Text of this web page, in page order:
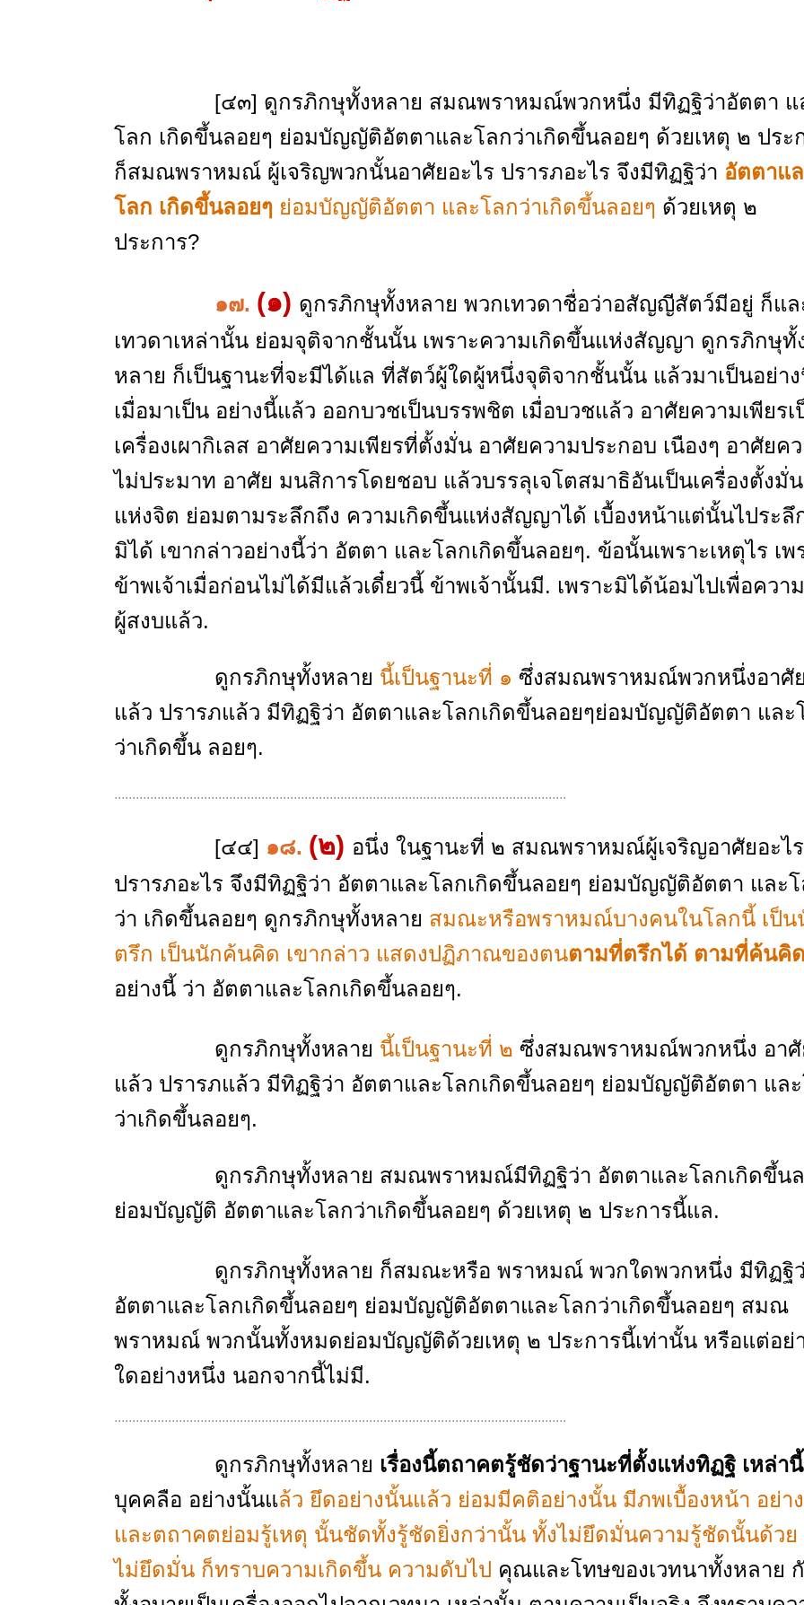
[๔๓] ดูกรภิกษุทั้งหลาย สมณพราหมณ์พวกหนึ่ง มีทิฏฐิว่าอัตตา แ
โลก เกิดขึ้นลอยๆ ย่อมบัญญัติอัตตาและโลกว่าเกิดขึ้นลอยๆ ด้วยเหตุ ๒ ประ
ก็สมณพราหมณ์ ผู้เจริญพวกนั้นอาศัยอะไร ปรารภอะไร จึงมีทิฏฐิว่า อัตตาแ
โลก เกิดขึ้นลอยๆย่อมบัญญัติอัตตา และโลกว่าเกิดขึ้นลอยๆ ด้วยเหตุ ๒
ประการ?
๑๗. (๑) ดูกรภิกษุทั้งหลาย พวกเทวดาชื่อว่าอสัญญีสัตว์มีอยู่ ก็แล
เทวดาเหล่านั้น ย่อมจุติจากชั้นนั้น เพราะความเกิดขึ้นแห่งสัญญา ดูกรภิกษุทั้
หลาย ก็เป็นฐานะที่จะมีได้แล ที่สัตว์ผู้ใดผู้หนึ่งจุติจากชั้นนั้น แล้วมาเป็นอย่า
เมื่อมาเป็น อย่างนี้แล้ว ออกบวชเป็นบรรพชิต เมื่อบวชแล้ว อาศัยความเพียรเ
เครื่องเผากิเลส อาศัยความเพียรที่ตั้งมั่น อาศัยความประกอบ เนืองๆ อาศัยค
ไม่ประมาท อาศัย มนสิการโดยชอบ แล้วบรรลุเจโตสมาธิอันเป็นเครื่องตั้งมั่น
แห่งจิต ย่อมตามระลึกถึง ความเกิดขึ้นแห่งสัญญาได้ เบื้องหน้าแต่นั้นไประลึ
มิได้ เขากล่าวอย่างนี้ว่า อัตตา และโลกเกิดขึ้นลอยๆ. ข้อนั้นเพราะเหตุไร เพ
ข้าพเจ้าเมื่อก่อนไม่ได้มีแล้วเดี๋ยวนี้ ข้าพเจ้านั้นมี. เพราะมิได้น้อมไปเพื่อควา
ผู้สงบแล้ว.
ดูกรภิกษุทั้งหลาย นี้เป็นฐานะที่ ๑ ซึ่งสมณพราหมณ์พวกหนึ่งอาศั
แล้ว ปรารภแล้ว มีทิฏฐิว่า อัตตาและโลกเกิดขึ้นลอยๆย่อมบัญญัติอัตตา และ
ว่าเกิดขึ้น ลอยๆ.
..............................................................................................................................
[๔๔] ๑๘. (๒) อนึ่ง ในฐานะที่ ๒ สมณพราหมณ์ผู้เจริญอาศัยอะไร
ปรารภอะไร จึงมีทิฏฐิว่า อัตตาและโลกเกิดขึ้นลอยๆ ย่อมบัญญัติอัตตา และ
ว่า เกิดขึ้นลอยๆ ดูกรภิกษุทั้งหลาย สมณะหรือพราหมณ์บางคนในโลกนี้ เป็น
ตรึก เป็นนักค้นคิด เขากล่าว แสดงปฏิภาณของตนตามที่ตรึกได้ ตามที่ค้นคิ
อย่างนี้ ว่า อัตตาและโลกเกิดขึ้นลอยๆ.
ดูกรภิกษุทั้งหลาย นี้เป็นฐานะที่ ๒ ซึ่งสมณพราหมณ์พวกหนึ่ง อา
แล้ว ปรารภแล้ว มีทิฏฐิว่า อัตตาและโลกเกิดขึ้นลอยๆ ย่อมบัญญัติอัตตา แล
ว่าเกิดขึ้นลอยๆ.
ดูกรภิกษุทั้งหลาย สมณพราหมณ์มีทิฏฐิว่า อัตตาและโลกเกิดขึ้นล
ย่อมบัญญัติ อัตตาและโลกว่าเกิดขึ้นลอยๆ ด้วยเหตุ ๒ ประการนี้แล.
ดูกรภิกษุทั้งหลาย ก็สมณะหรือ พราหมณ์ พวกใดพวกหนึ่ง มีทิฏฐิ
อัตตาและโลกเกิดขึ้นลอยๆ ย่อมบัญญัติอัตตาและโลกว่าเกิดขึ้นลอยๆ สมณ
พราหมณ์ พวกนั้นทั้งหมดย่อมบัญญัติด้วยเหตุ ๒ ประการนี้เท่านั้น หรือแต่อย่
ใดอย่างหนึ่ง นอกจากนี้ไม่มี.
..............................................................................................................................
ดูกรภิกษุทั้งหลาย เรื่องนี้ตถาคตรู้ชัดว่าฐานะที่ตั้งแห่งทิฏฐิ เหล่านี้
บุคคลือ อย่างนั้นแล้ว ยึดอย่างนั้นแล้ว ย่อมมีคติอย่างนั้น มีภพเบื้องหน้า อย่า
และตถาคตย่อมรู้เหตุ นั้นชัดทั้งรู้ชัดยิ่งกว่านั้น ทั้งไม่ยึดมั่นความรู้ชัดนั้นด้วย
ไม่ยึดมั่น ก็ทราบความเกิดขึ้น ความดับไป คุณและโทษของเวทนาทั้งหลาย